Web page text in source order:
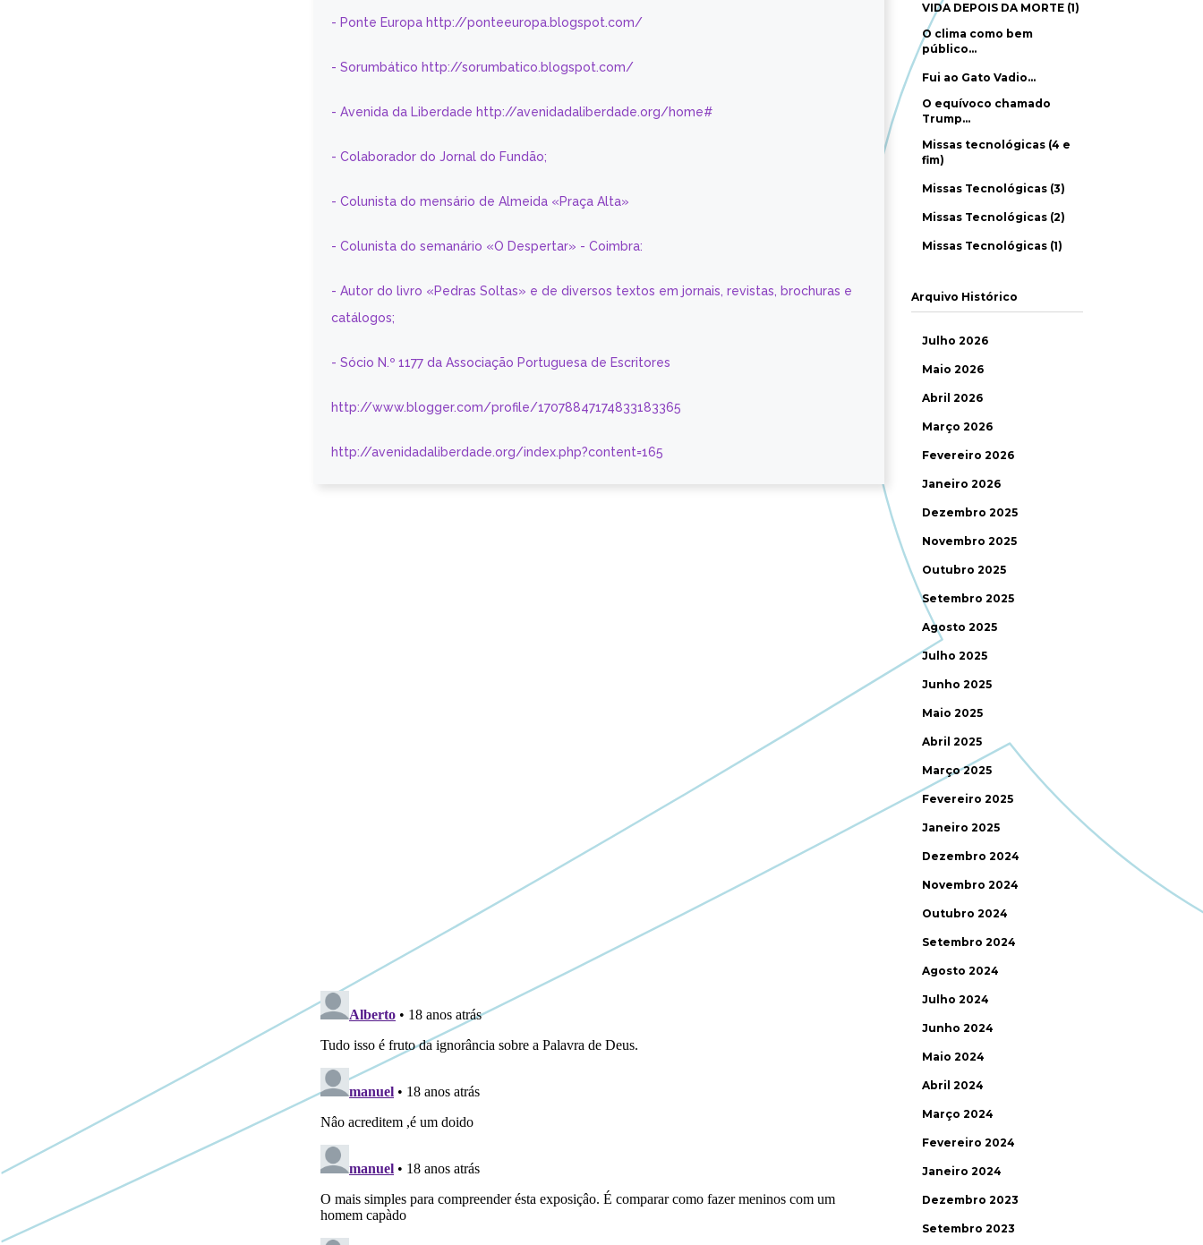
- Ponte Europa http://ponteeuropa.blogspot.com/
- Sorumbático http://sorumbatico.blogspot.com/
- Avenida da Liberdade http://avenidadaliberdade.org/home#
- Colaborador do Jornal do Fundão;
- Colunista do mensário de Almeida «Praça Alta»
- Colunista do semanário «O Despertar» - Coimbra:
- Autor do livro «Pedras Soltas» e de diversos textos em jornais, revistas, brochuras e
catálogos;
- Sócio N.º 1177 da Associação Portuguesa de Escritores
http://www.blogger.com/profile/17078847174833183365
http://avenidadaliberdade.org/index.php?content=165
VIDA DEPOIS DA MORTE (1)
O clima como bem
público…
Fui ao Gato Vadio…
O equívoco chamado
Trump…
Missas tecnológicas (4 e
fim)
Missas Tecnológicas (3)
Missas Tecnológicas (2)
Missas Tecnológicas (1)
Arquivo Histórico
Julho 2026
Maio 2026
Abril 2026
Março 2026
Fevereiro 2026
Janeiro 2026
Dezembro 2025
Novembro 2025
Outubro 2025
Setembro 2025
Agosto 2025
Julho 2025
Junho 2025
Maio 2025
Abril 2025
Março 2025
Fevereiro 2025
Janeiro 2025
Dezembro 2024
Novembro 2024
Outubro 2024
Setembro 2024
Agosto 2024
Julho 2024
Junho 2024
Maio 2024
Abril 2024
Março 2024
Fevereiro 2024
Janeiro 2024
Dezembro 2023
Setembro 2023